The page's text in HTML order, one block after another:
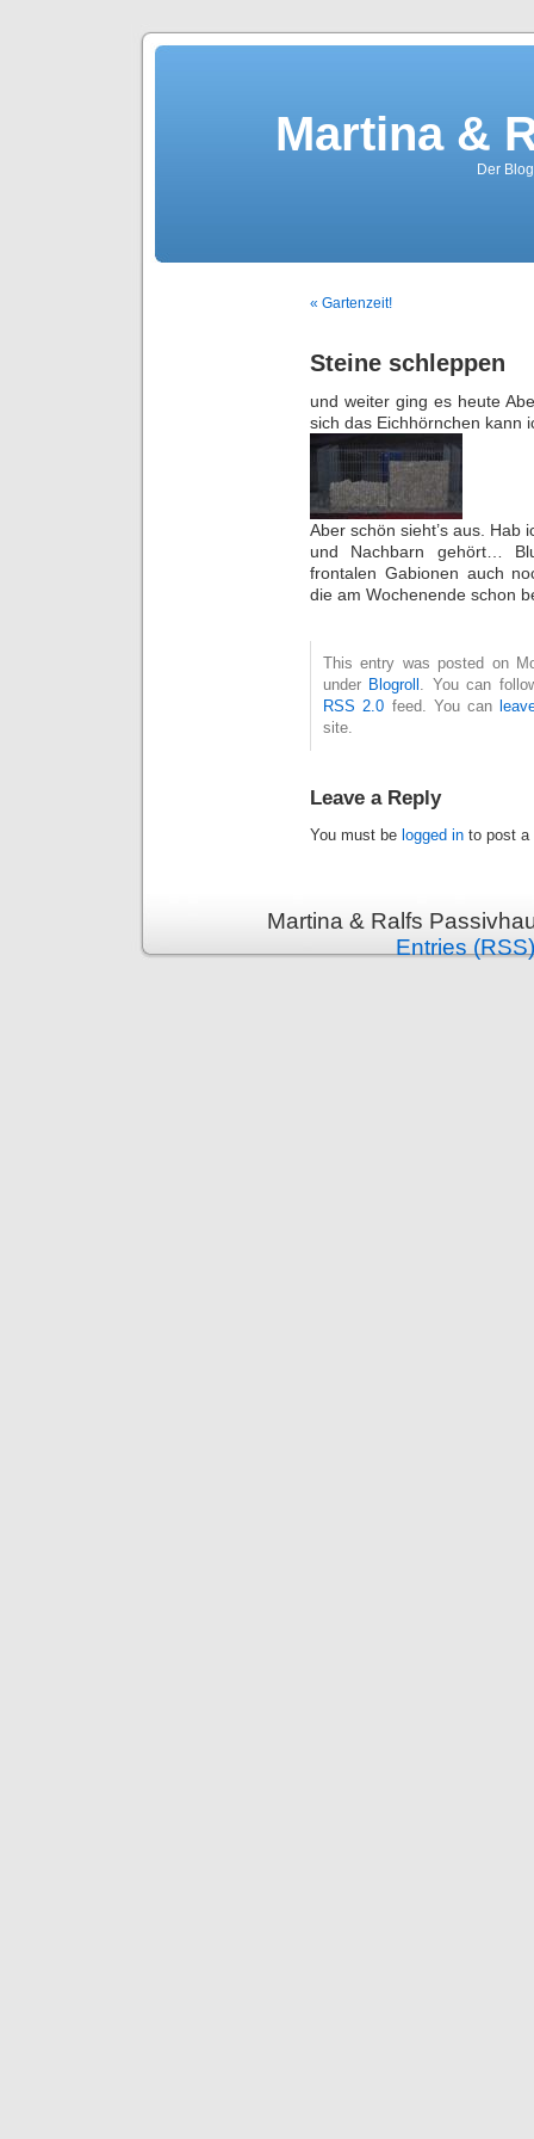
Martina &
Der
« Gartenzeit!
Steine schleppen
und weiter ging es heute
sich das Eichhörnchen kann
Aber schön sieht’s aus. Hab
und Nachbarn gehört…
frontalen Gabionen auch
die am Wochenende schon
This entry was posted on
under Blogroll . You can
RSS 2.0 feed. You can
site.
Leave a Reply
You must be logged in to post a
Martina & Ralfs
Entries (RSS)